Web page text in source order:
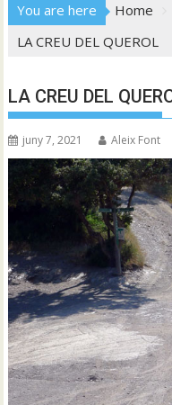
You are here Home
LA CREU DEL QUEROL
LA CREU DEL
juny 7, 2021 Aleix Font